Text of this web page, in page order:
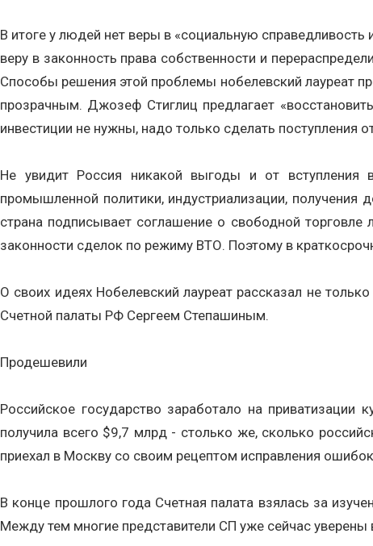
В итоге у людей нет веры в «социальную
веру в законность права собственности и
Способы решения этой проблемы нобелевский лауреат
прозрачным. Джозеф Стиглиц предлагает
инвестиции не нужны, надо только сделать поступления
Не увидит Россия никакой выгоды и от вступления
промышленной политики, индустриализации,
страна подписывает соглашение о свободной торговле
законности сделок по режиму ВТО. Поэтому в
О своих идеях Нобелевский лауреат рассказал не
Счетной палаты РФ Сергеем Степашиным.
Продешевили
Российское государство заработало на
получила всего $9,7 млрд - столько же, сколько
приехал в Москву со своим рецептом исправления
В конце прошлого года Счетная палата взялась за
Между тем многие представители СП уже сейчас